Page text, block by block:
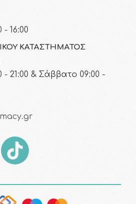
- 16:00
ΚΑΤΑΣΤΉΜΑΤΟΣ
- 21:00 & Σάββατο 09:00 -